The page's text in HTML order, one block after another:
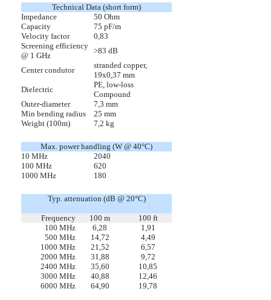
Technical Data (short form)
Impedance
50 Ohm
Capacity
75 pF/m
Velocity factor
0,83
Screening efficiency
@ 1 GHz
>83 dB
Center condutor
stranded copper,
19x0,37 mm
Dielectric
PE, low-loss
Compound
Outer-diameter
7,3 mm
Min bending radius
25 mm
Weight (100m)
7,2 kg
Max. power handling (W @ 40°C)
10 MHz
2040
100 MHz
620
1000 MHz
180
Typ. attenuation (dB @ 20°C)
Frequency 100 m
100 ft
100 MHz
6,28
1,91
500 MHz
14,72
4,49
1000 MHz
21,52
6,57
2000 MHz
31,88
9,72
2400 MHz
35,60
10,85
3000 MHz
40,88
12,46
6000 MHz
64,90 19,78